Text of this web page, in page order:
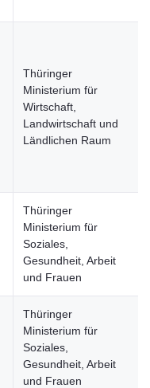
Thüringer
Ministerium für
Wirtschaft,
Landwirtschaft und
Ländlichen Raum
Thüringer
Ministerium für
Soziales,
Gesundheit, Arbeit
und Frauen
Thüringer
Ministerium für
Soziales,
Gesundheit, Arbeit
und Frauen